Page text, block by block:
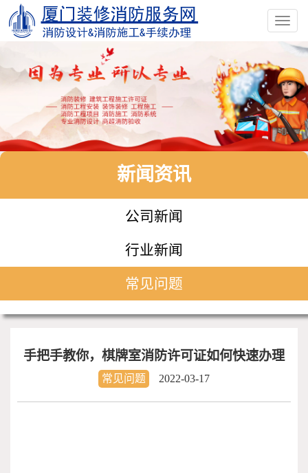
新闻资讯
公司新闻
行业新闻
常见问题
手把手教你，棋牌室消防许可证如何快速办理
常见问题 2022-03-17